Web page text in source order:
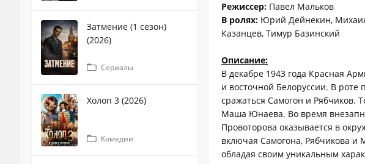
Затмение (1 сезон)
(2026)
Сериалы
Холоп 3 (2026)
Комедии
Режиссер: Павел Мальков
В ролях: Юрий Дейнекин,
Казанцев, Тимур Базинский
Описание:
В декабре 1943 года Красная
и восточной Белоруссии. В
сражаться Самогон и Рябчиков.
Маша Юнаева. Во время
Провоторова оказывается в
включая Самогона, Рябчикова и
обладая своим уникальным